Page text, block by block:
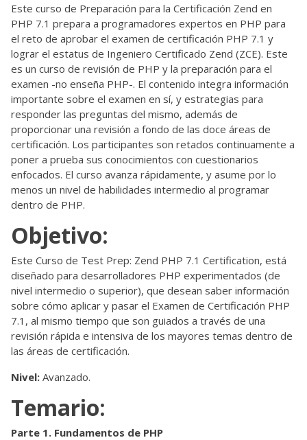
Este curso de Preparación para la Certificación Zend en
PHP 7.1 prepara a programadores expertos en PHP para
el reto de aprobar el examen de certificación PHP 7.1 y
lograr el estatus de Ingeniero Certificado Zend (ZCE). Este
es un curso de revisión de PHP y la preparación para el
examen -no enseña PHP-. El contenido integra información
importante sobre el examen en sí, y estrategias para
responder las preguntas del mismo, además de
proporcionar una revisión a fondo de las doce áreas de
certificación. Los participantes son retados continuamente a
poner a prueba sus conocimientos con cuestionarios
enfocados. El curso avanza rápidamente, y asume por lo
menos un nivel de habilidades intermedio al programar
dentro de PHP.
Objetivo:
Este Curso de Test Prep: Zend PHP 7.1 Certification, está
diseñado para desarrolladores PHP experimentados (de
nivel intermedio o superior), que desean saber información
sobre cómo aplicar y pasar el Examen de Certificación PHP
7.1, al mismo tiempo que son guiados a través de una
revisión rápida e intensiva de los mayores temas dentro de
las áreas de certificación.
Nivel: Avanzado.
Temario:
Parte 1. Fundamentos de PHP